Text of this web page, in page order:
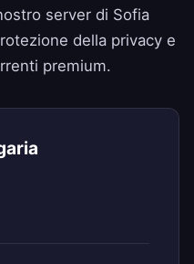
server di Sofia
della privacy e
premium.